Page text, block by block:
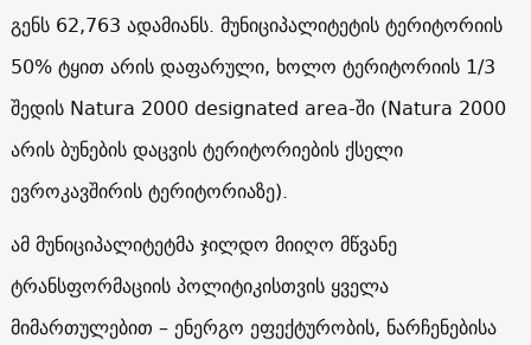
გენს 62,763 ადა­მი­ანს. მუ­ნი­ცი­პა­ლი­ტე­ტის ტე­რი­ტო­რი­ის
50% ტყით არის და­ფა­რუ­ლი, ხო­ლო ტე­რი­ტო­რი­ის 1/3
შედის Natura 2000 designated area-ში (Natura 2000
არის ბუნების დაცვის ტერიტორიების ქსელი
ევროკავშირის ტერიტორიაზე).
ამ მუნიციპალიტეტმა ჯილდო მიიღო მწვანე
ტრანსფორმაციის პოლიტიკისთვის ყველა
მიმართულებით – ენერგო ეფექტურობის, ნარჩენებისა